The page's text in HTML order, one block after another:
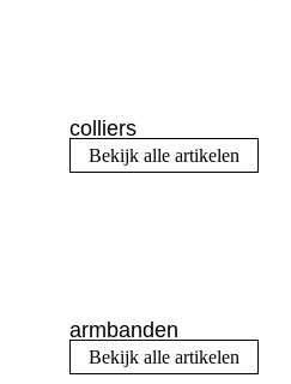
colliers
Bekijk alle artikelen
armbanden
Bekijk alle artikelen